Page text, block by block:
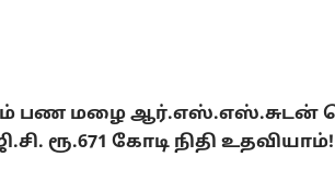
பண மழை ஆர்.எஸ்.எஸ்.சுடன்
ரூ.671 கோடி நிதி உதவியாம்!